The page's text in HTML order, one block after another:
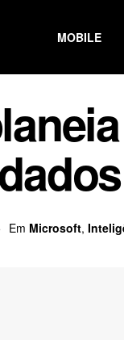
MOBILE
Em Microsoft,